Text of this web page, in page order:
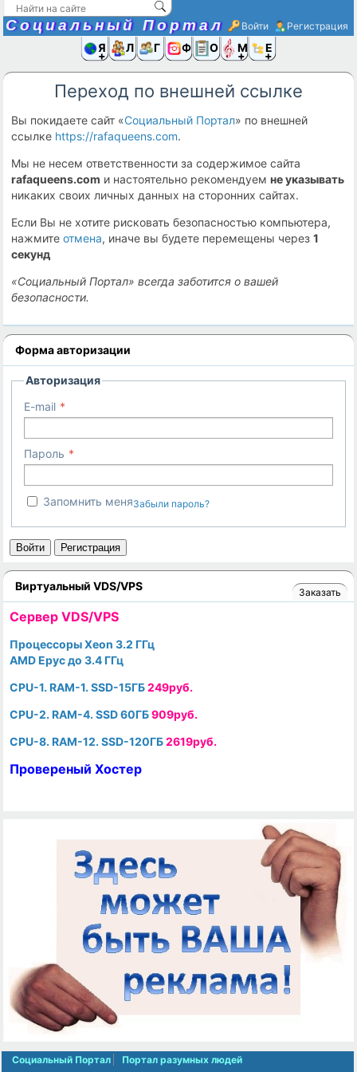
Социальный Портал Войти Регистрация
Я иЛюди
Группы
Фото Ещё
Переход по внешней ссылке
Вы покидаете сайт «Социальный Портал» по внешней
ссылке https://rafaqueens.com.
Мы не несем ответственности за содержимое сайта
rafaqueens.com и настоятельно рекомендуемне указывать
никаких своих личных данных на сторонних сайтах.
Если Вы не хотите рисковать безопасностью компьютера,
нажмитеотмена, иначе вы будете перемещены через1
секунд
«Социальный Портал» всегда заботится о вашей
безопасности.
Форма авторизации
Авторизация
E-mail
Пароль
Запомнить меняЗабыли пароль?
Войти Регистрация
Виртуальный VDS/VPS Заказать
Cервер VDS/VPS
Процессоры Xeon 3.2 ГГц
AMD Epyc до 3.4 ГГц
CPU-1. RAM-1. SSD-15ГБ249руб.
CPU-2. RAM-4. SSD 60ГБ909руб.
CPU-8. RAM-12. SSD-120ГБ2619руб.
Провереный Хостер
Социальный Портал Портал разумных людей